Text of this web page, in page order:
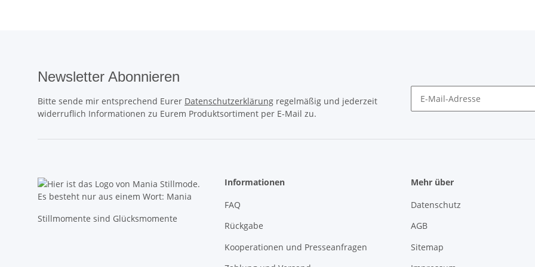
Newsletter Abonnieren
Bitte sende mir entsprechend Eurer Datenschutzerklärung regelmäßig und jederzeit
widerruflich Informationen zu Eurem Produktsortiment per E-Mail zu.
Stillmomente sind Glücksmomente
Informationen
FAQ
Rückgabe
Kooperationen und Presseanfragen
Mehr über
Datenschutz
AGB
Sitemap